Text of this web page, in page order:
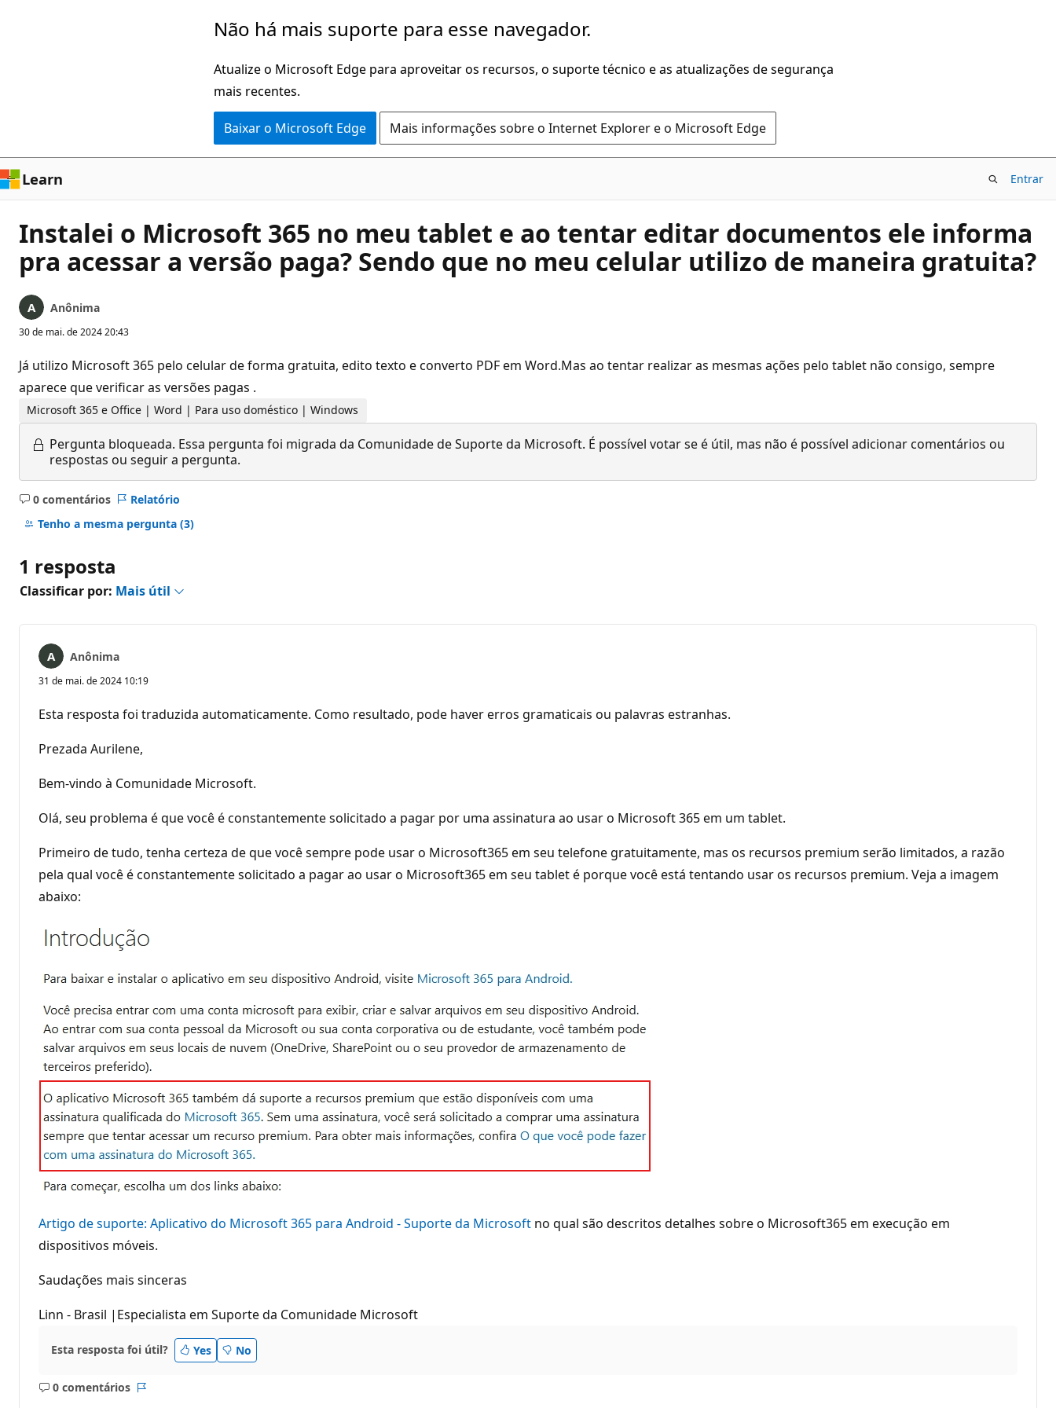
Não há mais suporte para esse navegador.
Atualize o Microsoft Edge para aproveitar os recursos, o suporte técnico e as atualizações de segurança
mais recentes.
Baixar o Microsoft Edge Mais informações sobre o Internet Explorer e o Microsoft Edge
Learn Entrar
Instalei o Microsoft 365 no meu tablet e ao tentar editar documentos ele informa
pra acessar a versão paga? Sendo que no meu celular utilizo de maneira gratuita?
Anônima
30 de mai. de 2024 20:43
Já utilizo Microsoft 365 pelo celular de forma gratuita, edito texto e converto PDF em Word.Mas ao tentar realizar as mesmas ações pelo tablet não consigo, sempre
aparece que verificar as versões pagas .
Microsoft 365 e Office | Word | Para uso doméstico | Windows
Pergunta bloqueada. Essa pergunta foi migrada da Comunidade de Suporte da Microsoft. É possível votar se é útil, mas não é possível adicionar comentários ou
respostas ou seguir a pergunta.
0 comentários
Sem
comentários
Relatório
Tenho a mesma pergunta (3)
1 resposta
Classificar por: Mais útil
Anônima
31 de mai. de 2024 10:19
Esta resposta foi traduzida automaticamente. Como resultado, pode haver erros gramaticais ou palavras estranhas.
Prezada Aurilene,
Bem-vindo à Comunidade Microsoft.
Olá, seu problema é que você é constantemente solicitado a pagar por uma assinatura ao usar o Microsoft 365 em um tablet.
Primeiro de tudo, tenha certeza de que você sempre pode usar o Microsoft365 em seu telefone gratuitamente, mas os recursos premium serão limitados, a razão
pela qual você é constantemente solicitado a pagar ao usar o Microsoft365 em seu tablet é porque você está tentando usar os recursos premium. Veja a imagem
abaixo:
Artigo de suporte: Aplicativo do Microsoft 365 para Android - Suporte da Microsoft no qual são descritos detalhes sobre o Microsoft365 em execução em
dispositivos móveis.
Saudações mais sinceras
Linn - Brasil |Especialista em Suporte da Comunidade Microsoft
Esta resposta foi útil? Yes No
0 comentários
Sem